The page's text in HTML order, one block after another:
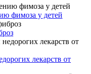
фимоза у детей
лекарств от